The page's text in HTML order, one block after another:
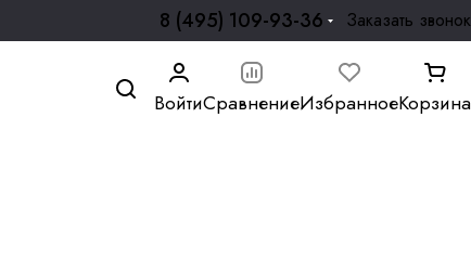
8 (495) 109-93-36 Заказать звонок
ВойтиСравнениеИзбранноеКорзина